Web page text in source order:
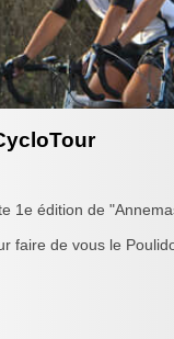
1e édition de
faire de vous le